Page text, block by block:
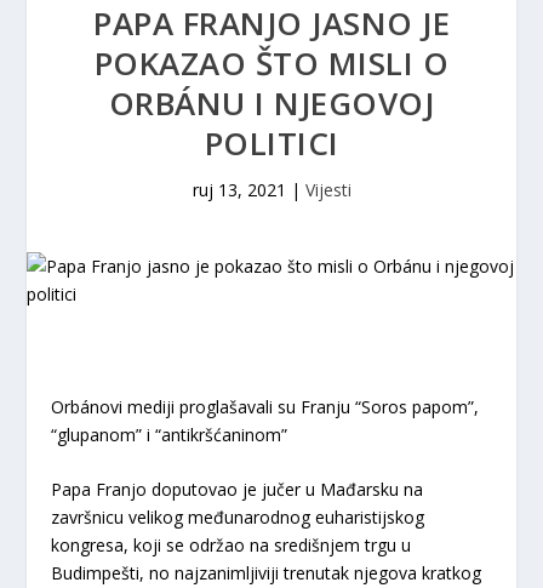
PAPA FRANJO JASNO JE
POKAZAO ŠTO MISLI O
ORBÁNU I NJEGOVOJ
POLITICI
ruj 13, 2021 | Vijesti
Orbánovi mediji proglašavali su Franju “Soros papom”,
“glupanom” i “antikršćaninom”
Papa Franjo doputovao je jučer u Mađarsku na
završnicu velikog međunarodnog euharistijskog
kongresa, koji se održao na središnjem trgu u
Budimpešti, no najzanimljiviji trenutak njegova kratkog